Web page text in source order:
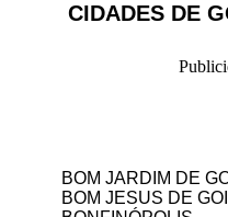
CIDADES DE
BOM JARDIM DE
BOM JESUS DE